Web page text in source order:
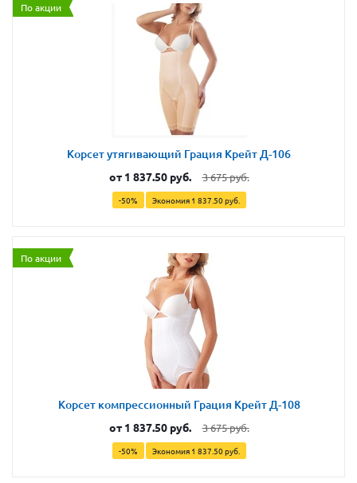
По акции
Корсет утягивающий Грация Крейт Д-106
от 1 837.50 руб. 3 675 руб.
-50% Экономия 1 837.50 руб.
По акции
Корсет компрессионный Грация Крейт Д-108
от 1 837.50 руб. 3 675 руб.
-50% Экономия 1 837.50 руб.